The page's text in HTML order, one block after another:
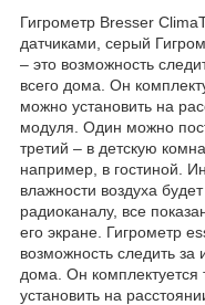
Гигрометр Bresser
датчиками, серый
– это возможность
всего дома. Он
можно установить на
модуля. Один можно
третий – в детскую
например, в гостиной.
влажности воздуха
радиоканалу, все
его экране. Гигрометр
возможность следить
дома. Он
установить на